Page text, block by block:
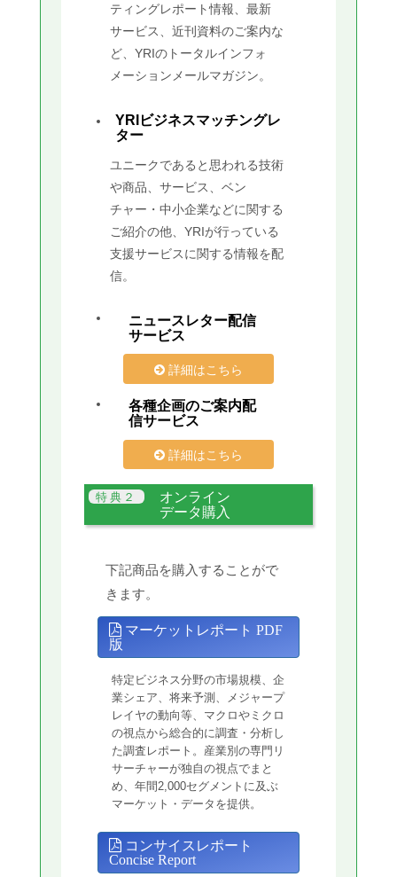
ティングレポート情報、最新
サービス、近刊資料のご案内な
ど、YRIのトータルインフォ
メーションメールマガジン。
YRIビジネスマッチングレ
ター
ユニークであると思われる技術
や商品、サービス、ベン
チャー・中小企業などに関する
ご紹介の他、YRIが行っている
支援サービスに関する情報を配
信。
ニュースレター配信
サービス
詳細はこちら
各種企画のご案内配
信サービス
詳細はこちら
オンライン
データ購入
下記商品を購入することがで
きます。
マーケットレポート PDF
版
特定ビジネス分野の市場規模、企
業シェア、将来予測、メジャープ
レイヤの動向等、マクロやミクロ
の視点から総合的に調査・分析し
た調査レポート。産業別の専門リ
サーチャーが独自の視点でまと
め、年間2,000セグメントに及ぶ
マーケット・データを提供。
コンサイスレポート
Concise Report